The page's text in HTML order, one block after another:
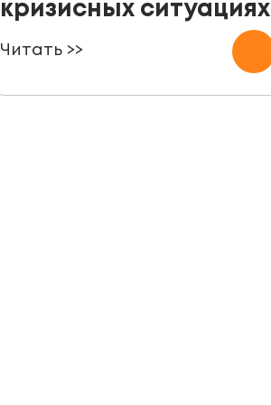
кризисных ситуациях
Читать >>